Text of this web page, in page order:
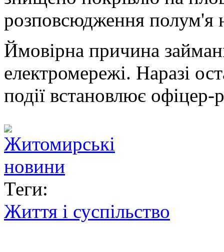
розповсюдження полум'я
Ймовірна причина
електромережі. Наразі
події встановлює
Теги:
Життя і суспільство